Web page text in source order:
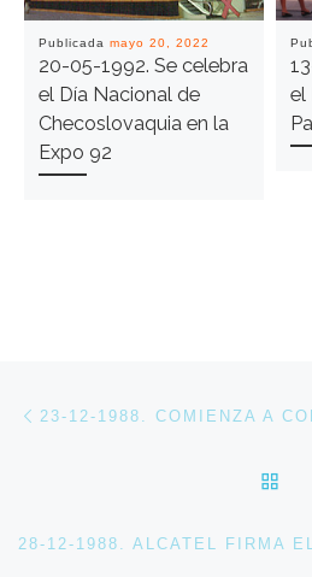
Publicada mayo 20, 2022
20-05-1992. Se celebra
el Día Nacional de
Checoslovaquia en la
Expo 92
el
Navegación de